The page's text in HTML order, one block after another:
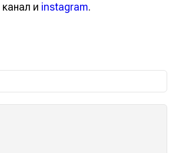
канал и instagram.